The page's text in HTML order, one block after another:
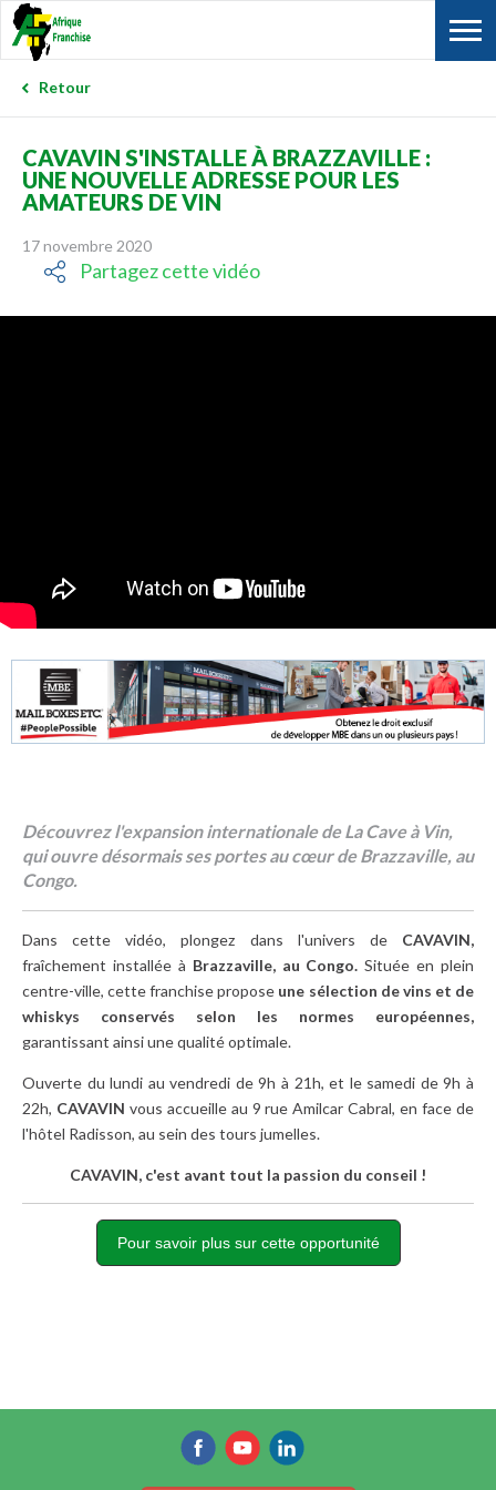
Retour
CAVAVIN S'INSTALLE À BRAZZAVILLE :
UNE NOUVELLE ADRESSE POUR LES
AMATEURS DE VIN
17 novembre 2020
Partagez cette vidéo
Découvrez l'expansion internationale de La Cave à Vin,
qui ouvre désormais ses portes au cœur de Brazzaville, au
Congo.
Dans cette vidéo, plongez dans l'univers de CAVAVIN,
fraîchement installée à Brazzaville, au Congo. Située en plein
centre-ville, cette franchise propose une sélection de vins et de
whiskys conservés selon les normes européennes,
garantissant ainsi une qualité optimale.
Ouverte du lundi au vendredi de 9h à 21h, et le samedi de 9h à
22h, CAVAVIN vous accueille au 9 rue Amilcar Cabral, en face de
l'hôtel Radisson, au sein des tours jumelles.
CAVAVIN, c'est avant tout la passion du conseil !
Pour savoir plus sur cette opportunité